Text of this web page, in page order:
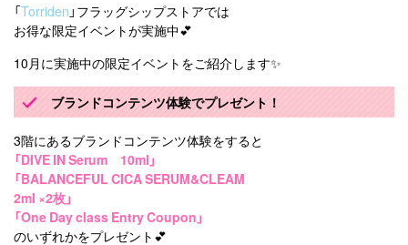
「Torriden 」フラッグシップストアでは
お得な限定イベントが実施中💕
10月に実施中の限定イベントをご紹介します✨
ブランドコンテンツ体験でプレゼント！
3階にあるブランドコンテンツ体験をすると
「DIVE IN Serum 10ml」
「BALANCEFUL CICA SERUM&CLEAM
2ml ×2枚」
「One Day class Entry Coupon」
のいずれかをプレゼント💕